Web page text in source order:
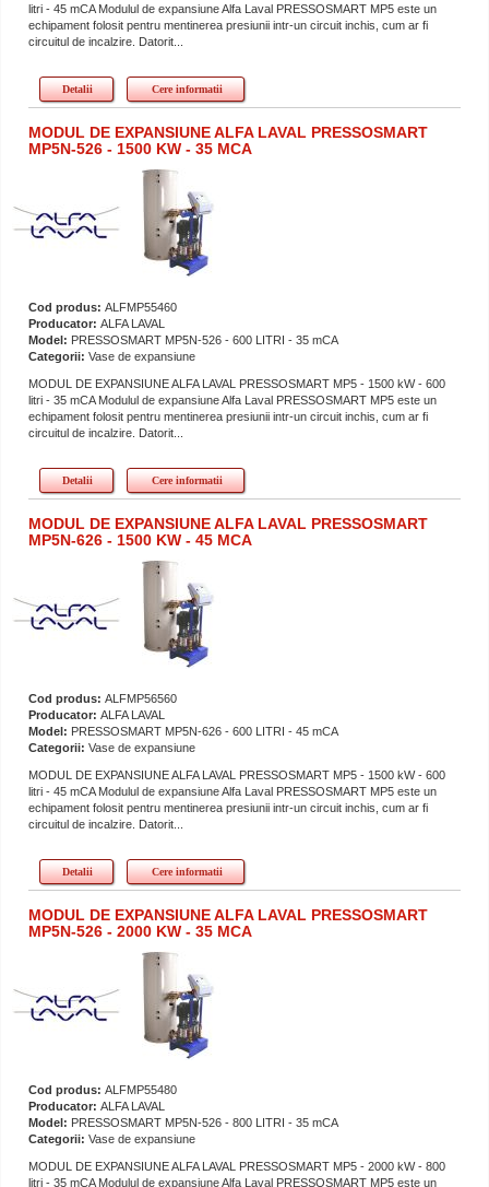
litri - 45 mCA Modulul de expansiune Alfa Laval PRESSOSMART MP5 este un
echipament folosit pentru mentinerea presiunii intr-un circuit inchis, cum ar fi
circuitul de incalzire. Datorit...
Detalii Cere informatii
MODUL DE EXPANSIUNE ALFA LAVAL PRESSOSMART
MP5N-526 - 1500 KW - 35 MCA
Cod produs: ALFMP55460
Producator: ALFA LAVAL
Model: PRESSOSMART MP5N-526 - 600 LITRI - 35 mCA
Categorii: Vase de expansiune
MODUL DE EXPANSIUNE ALFA LAVAL PRESSOSMART MP5 - 1500 kW - 600
litri - 35 mCA Modulul de expansiune Alfa Laval PRESSOSMART MP5 este un
echipament folosit pentru mentinerea presiunii intr-un circuit inchis, cum ar fi
circuitul de incalzire. Datorit...
Detalii Cere informatii
MODUL DE EXPANSIUNE ALFA LAVAL PRESSOSMART
MP5N-626 - 1500 KW - 45 MCA
Cod produs: ALFMP56560
Producator: ALFA LAVAL
Model: PRESSOSMART MP5N-626 - 600 LITRI - 45 mCA
Categorii: Vase de expansiune
MODUL DE EXPANSIUNE ALFA LAVAL PRESSOSMART MP5 - 1500 kW - 600
litri - 45 mCA Modulul de expansiune Alfa Laval PRESSOSMART MP5 este un
echipament folosit pentru mentinerea presiunii intr-un circuit inchis, cum ar fi
circuitul de incalzire. Datorit...
Detalii Cere informatii
MODUL DE EXPANSIUNE ALFA LAVAL PRESSOSMART
MP5N-526 - 2000 KW - 35 MCA
Cod produs: ALFMP55480
Producator: ALFA LAVAL
Model: PRESSOSMART MP5N-526 - 800 LITRI - 35 mCA
Categorii: Vase de expansiune
MODUL DE EXPANSIUNE ALFA LAVAL PRESSOSMART MP5 - 2000 kW - 800
litri - 35 mCA Modulul de expansiune Alfa Laval PRESSOSMART MP5 este un